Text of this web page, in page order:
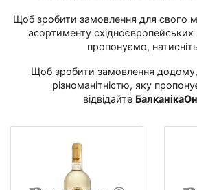
Щоб зробити замовлення для свого
асортименту східноєвропейських
пропонуємо,
Щоб зробити замовлення
різноманітністю, яку
відвідайте